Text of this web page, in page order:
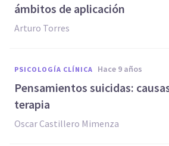
ámbitos de aplicación
Arturo Torres
PSICOLOGÍA CLÍNICA hace 9 años
Pensamientos suicidas:
terapia
Oscar Castillero Mimenza